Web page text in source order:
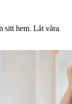
sitt hem. Låt våra